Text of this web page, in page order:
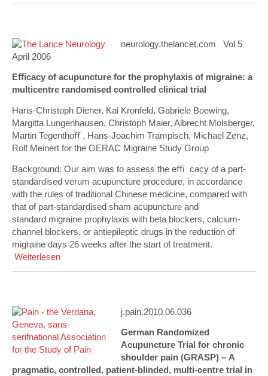
neurology.thelancet.com Vol 5
April 2006
Eﬃcacy of acupuncture for the prophylaxis of migraine: a
multicentre randomised controlled clinical trial
Hans-Christoph Diener, Kai Kronfeld, Gabriele Boewing,
Margitta Lungenhausen, Christoph Maier, Albrecht Molsberger,
Martin Tegenthoﬀ , Hans-Joachim Trampisch, Michael Zenz,
Rolf Meinert for the GERAC Migraine Study Group
Background: Our aim was to assess the eﬃ cacy of a part-
standardised verum acupuncture procedure, in accordance
with the rules of traditional Chinese medicine, compared with
that of part-standardised sham acupuncture and
standard migraine prophylaxis with beta blockers, calcium-
channel blockers, or antiepileptic drugs in the reduction of
migraine days 26 weeks after the start of treatment.
Weiterlesen
j.pain.2010.06.036
German Randomized
Acupuncture Trial for chronic
shoulder pain (GRASP) – A
pragmatic, controlled, patient-blinded, multi-centre trial in